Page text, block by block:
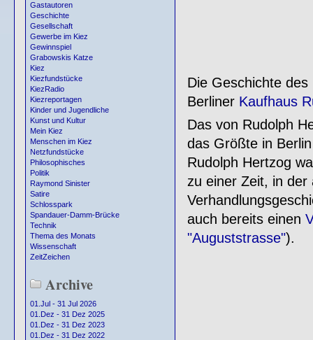
Gastautoren
Geschichte
Gesellschaft
Gewerbe im Kiez
Gewinnspiel
Grabowskis Katze
Kiez
Kiezfundstücke
KiezRadio
Kiezreportagen
Kinder und Jugendliche
Kunst und Kultur
Mein Kiez
Menschen im Kiez
Netzfundstücke
Philosophisches
Politik
Raymond Sinister
Satire
Schlosspark
Spandauer-Damm-Brücke
Technik
Thema des Monats
Wissenschaft
ZeitZeichen
Archive
01.Jul - 31 Jul 2026
01.Dez - 31 Dez 2025
01.Dez - 31 Dez 2023
01.Dez - 31 Dez 2022
Die Geschichte
Berliner Kaufhaus
Das von Rudolph
das Größte in
Rudolph Hertzog
zu einer Zeit, in der
auch bereits einen
"Auguststrasse").